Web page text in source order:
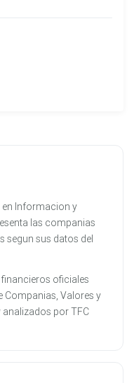
en Informacion y
las companias
segun sus datos del
oficiales
Companias, Valores y
por TFC